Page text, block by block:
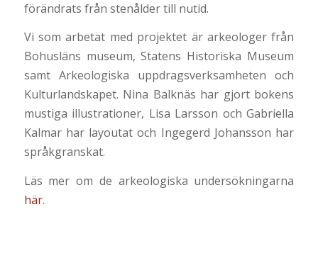
förändrats från stenålder till nutid.
Vi som arbetat med projektet är arkeologer från
Bohusläns museum, Statens Historiska Museum
samt Arkeologiska uppdragsverksamheten och
Kulturlandskapet. Nina Balknäs har gjort bokens
mustiga illustrationer, Lisa Larsson och Gabriella
Kalmar har layoutat och Ingegerd Johansson har
språkgranskat.
Läs mer om de arkeologiska undersökningarna
här.